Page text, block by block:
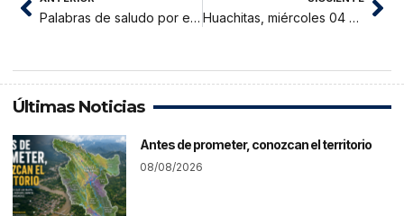
Palabras de saludo por el LXXX Aniversario de Instalación de la Corte Superior de Justicia de San Martín Huachitas, miércoles 04 de mayo 2022
Últimas Noticias
Antes de prometer, conozcan el territorio
08/08/2026